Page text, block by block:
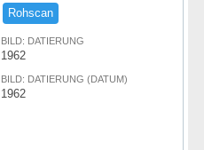
Rohscan
BILD: DATIERUNG
1962
BILD: DATIERUNG (DATUM)
1962